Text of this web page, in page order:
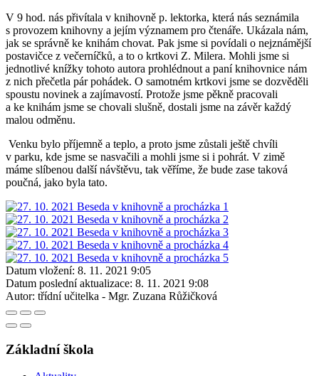
V 9 hod. nás přivítala v knihovně p. lektorka, která nás seznámila
s provozem knihovny a jejím významem pro čtenáře. Ukázala nám,
jak se správně ke knihám chovat. Pak jsme si povídali o nejznámější
postavičce z večerníčků, a to o krtkovi Z. Milera. Mohli jsme si
jednotlivé knížky tohoto autora prohlédnout a paní knihovnice nám
z nich přečetla pár pohádek. O samotném krtkovi jsme se dozvěděli
spoustu novinek a zajímavostí. Protože jsme pěkně pracovali
a ke knihám jsme se chovali slušně, dostali jsme na závěr každý
malou odměnu.
Venku bylo příjemně a teplo, a proto jsme zůstali ještě chvíli
v parku, kde jsme se nasvačili a mohli jsme si i pohrát. V zimě
máme slíbenou další návštěvu, tak věříme, že bude zase taková
poučná, jako byla tato.
Datum vložení: 8. 11. 2021 9:05
Datum poslední aktualizace: 8. 11. 2021 9:08
Autor: třídní učitelka - Mgr. Zuzana Růžičková
Základní škola